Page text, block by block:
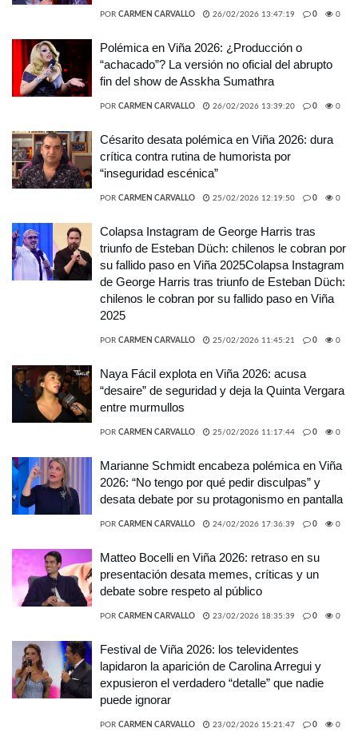
POR CARMEN CARVALLO 26/02/2026 13:47:19 0 0
Polémica en Viña 2026: ¿Producción o
“achacado”? La versión no oficial del abrupto
fin del show de Asskha Sumathra
POR CARMEN CARVALLO 26/02/2026 13:39:20 0 0
Césarito desata polémica en Viña 2026: dura
crítica contra rutina de humorista por
“inseguridad escénica”
POR CARMEN CARVALLO 25/02/2026 12:19:50 0 0
Colapsa Instagram de George Harris tras
triunfo de Esteban Düch: chilenos le cobran por
su fallido paso en Viña 2025Colapsa Instagram
de George Harris tras triunfo de Esteban Düch:
chilenos le cobran por su fallido paso en Viña
2025
POR CARMEN CARVALLO 25/02/2026 11:45:21 0 0
Naya Fácil explota en Viña 2026: acusa
“desaire” de seguridad y deja la Quinta Vergara
entre murmullos
POR CARMEN CARVALLO 25/02/2026 11:17:44 0 0
Marianne Schmidt encabeza polémica en Viña
2026: “No tengo por qué pedir disculpas” y
desata debate por su protagonismo en pantalla
POR CARMEN CARVALLO 24/02/2026 17:36:39 0 0
Matteo Bocelli en Viña 2026: retraso en su
presentación desata memes, críticas y un
debate sobre respeto al público
POR CARMEN CARVALLO 23/02/2026 18:35:39 0 0
Festival de Viña 2026: los televidentes
lapidaron la aparición de Carolina Arregui y
expusieron el verdadero “detalle” que nadie
puede ignorar
POR CARMEN CARVALLO 23/02/2026 15:21:47 0 0